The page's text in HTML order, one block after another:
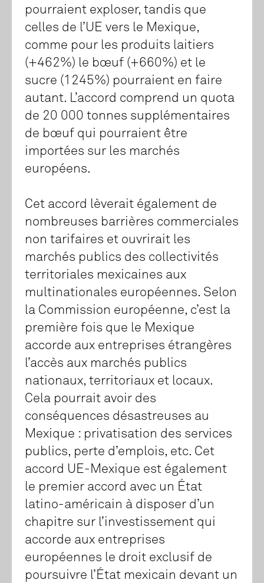
pourraient exploser, tandis que
celles de l’UE vers le Mexique,
comme pour les produits laitiers
(+462%) le bœuf (+660%) et le
sucre (1245%) pourraient en faire
autant. L’accord comprend un quota
de 20 000 tonnes supplémentaires
de bœuf qui pourraient être
importées sur les marchés
européens.
Cet accord lèverait également de
nombreuses barrières commerciales
non tarifaires et ouvrirait les
marchés publics des collectivités
territoriales mexicaines aux
multinationales européennes. Selon
la Commission européenne, c’est la
première fois que le Mexique
accorde aux entreprises étrangères
l’accès aux marchés publics
nationaux, territoriaux et locaux.
Cela pourrait avoir des
conséquences désastreuses au
Mexique : privatisation des services
publics, perte d’emplois, etc. Cet
accord UE-Mexique est également
le premier accord avec un État
latino-américain à disposer d’un
chapitre sur l’investissement qui
accorde aux entreprises
européennes le droit exclusif de
poursuivre l’État mexicain devant un